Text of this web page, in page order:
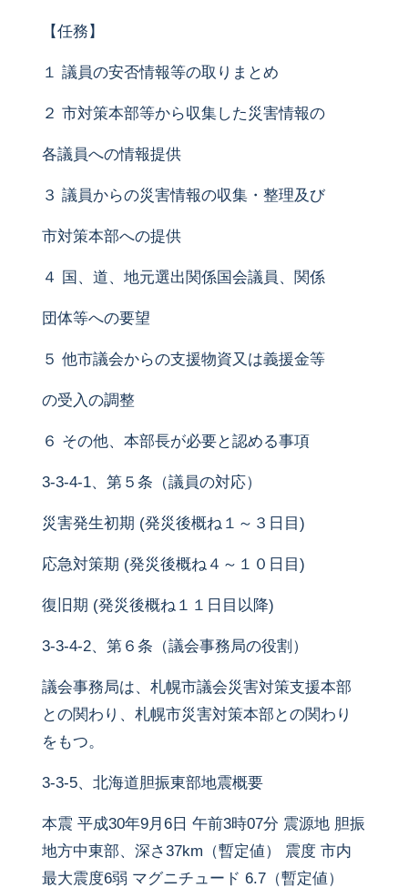
【任務】
１ 議員の安否情報等の取りまとめ
２ 市対策本部等から収集した災害情報の
各議員への情報提供
３ 議員からの災害情報の収集・整理及び
市対策本部への提供
４ 国、道、地元選出関係国会議員、関係
団体等への要望
５ 他市議会からの支援物資又は義援金等
の受入の調整
６ その他、本部長が必要と認める事項
3-3-4-1、第５条（議員の対応）
災害発生初期 (発災後概ね１～３日目)
応急対策期 (発災後概ね４～１０日目)
復旧期 (発災後概ね１１日目以降)
3-3-4-2、第６条（議会事務局の役割）
議会事務局は、札幌市議会災害対策支援本部
との関わり、札幌市災害対策本部との関わり
をもつ。
3-3-5、北海道胆振東部地震概要
本震 平成30年9月6日 午前3時07分 震源地 胆振
地方中東部、深さ37km（暫定値） 震度 市内
最大震度6弱 マグニチュード 6.7（暫定値）